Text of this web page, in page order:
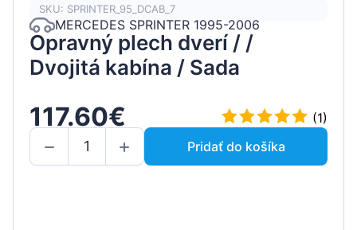
SKU: SPRINTER_95_DCAB_7
MERCEDES SPRINTER 1995-2006
Opravný plech dverí / /
Dvojitá kabína / Sada
117.60€
(1)
Pridať do košíka